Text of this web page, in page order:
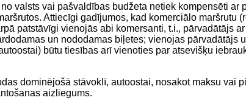
valsts vai pašvaldības budžeta netiek kompensēti
Attiecīgi gadījumos, kad komerciālo maršrutu
patstāvīgi vienojās abi komersanti, t.i., pārvadātājs
un nododamas biļetes; vienojas pārvadātājs
būtu tiesības arī vienoties par atsevišķu
dominējošā stāvoklī, autoostai, nosakot maksu vai
aizliegums.